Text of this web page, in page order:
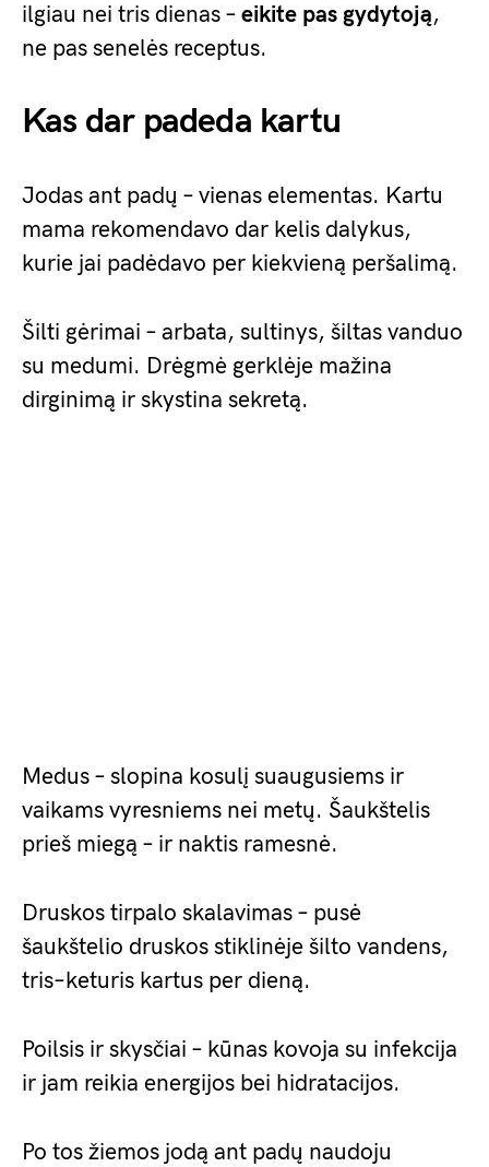
ilgiau nei tris dienas – eikite pas gydytoją,
ne pas senelės receptus.
Kas dar padeda kartu
Jodas ant padų – vienas elementas. Kartu
mama rekomendavo dar kelis dalykus,
kurie jai padėdavo per kiekvieną peršalimą.
Šilti gėrimai – arbata, sultinys, šiltas vanduo
su medumi. Drėgmė gerklėje mažina
dirginimą ir skystina sekretą.
Medus – slopina kosulį suaugusiems ir
vaikams vyresniems nei metų. Šaukštelis
prieš miegą – ir naktis ramesnė.
Druskos tirpalo skalavimas – pusė
šaukštelio druskos stiklinėje šilto vandens,
tris–keturis kartus per dieną.
Poilsis ir skysčiai – kūnas kovoja su infekcija
ir jam reikia energijos bei hidratacijos.
Po tos žiemos jodą ant padų naudoju